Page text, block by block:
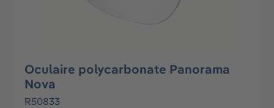
Oculaire polycarbonate Panorama
Nova
R50833